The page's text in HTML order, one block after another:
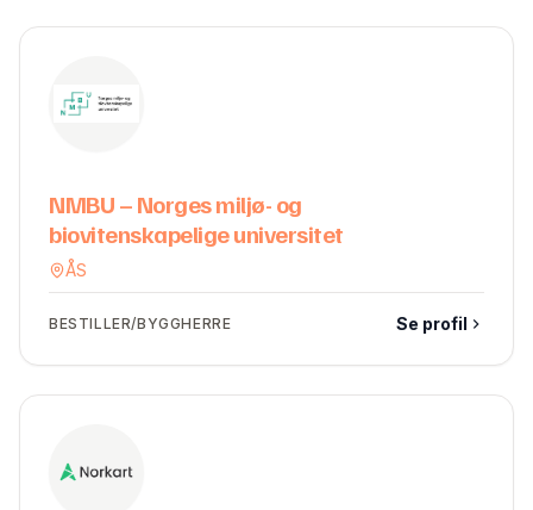
NMBU – Norges miljø- og
biovitenskapelige universitet
ÅS
BESTILLER/BYGGHERRE Se profil